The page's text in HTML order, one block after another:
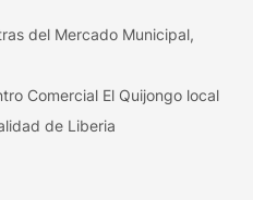
del Mercado Municipal,
Comercial El Quijongo local
de Liberia